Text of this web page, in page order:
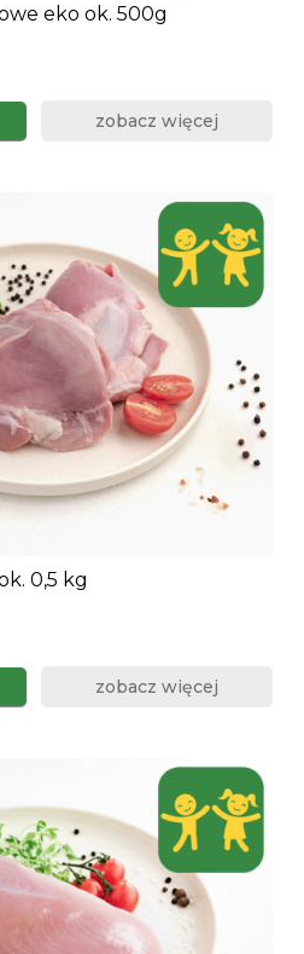
eko ok. 500g
zobacz więcej
0,5 kg
zobacz więcej